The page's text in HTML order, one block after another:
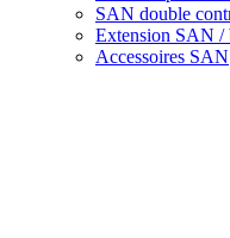
SAN double
Extension SAN /
Accessoires SAN